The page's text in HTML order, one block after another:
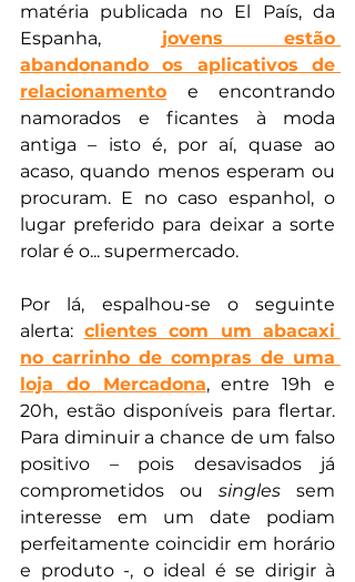
matéria publicada no El País, da
Espanha, jovens estão
abandonando os aplicativos de
relacionamento e encontrando
namorados e ficantes à moda
antiga – isto é, por aí, quase ao
acaso, quando menos esperam ou
procuram. E no caso espanhol, o
lugar preferido para deixar a sorte
rolar é o... supermercado.
Por lá, espalhou-se o seguinte
alerta: clientes com um abacaxi
no carrinho de compras de uma
loja do Mercadona, entre 19h e
20h, estão disponíveis para flertar.
Para diminuir a chance de um falso
positivo – pois desavisados já
comprometidos ou singles sem
interesse em um date podiam
perfeitamente coincidir em horário
e produto -, o ideal é se dirigir à